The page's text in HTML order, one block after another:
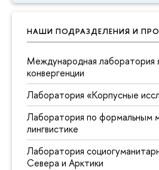
НАШИ ПОДРАЗДЕЛЕНИЯ И
Международная лаборатория
конвергенции
Лаборатория «Корпусные
Лаборатория по формальным
лингвистике
Лаборатория
Севера и Арктики